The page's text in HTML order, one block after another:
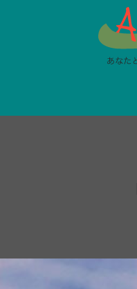
キ